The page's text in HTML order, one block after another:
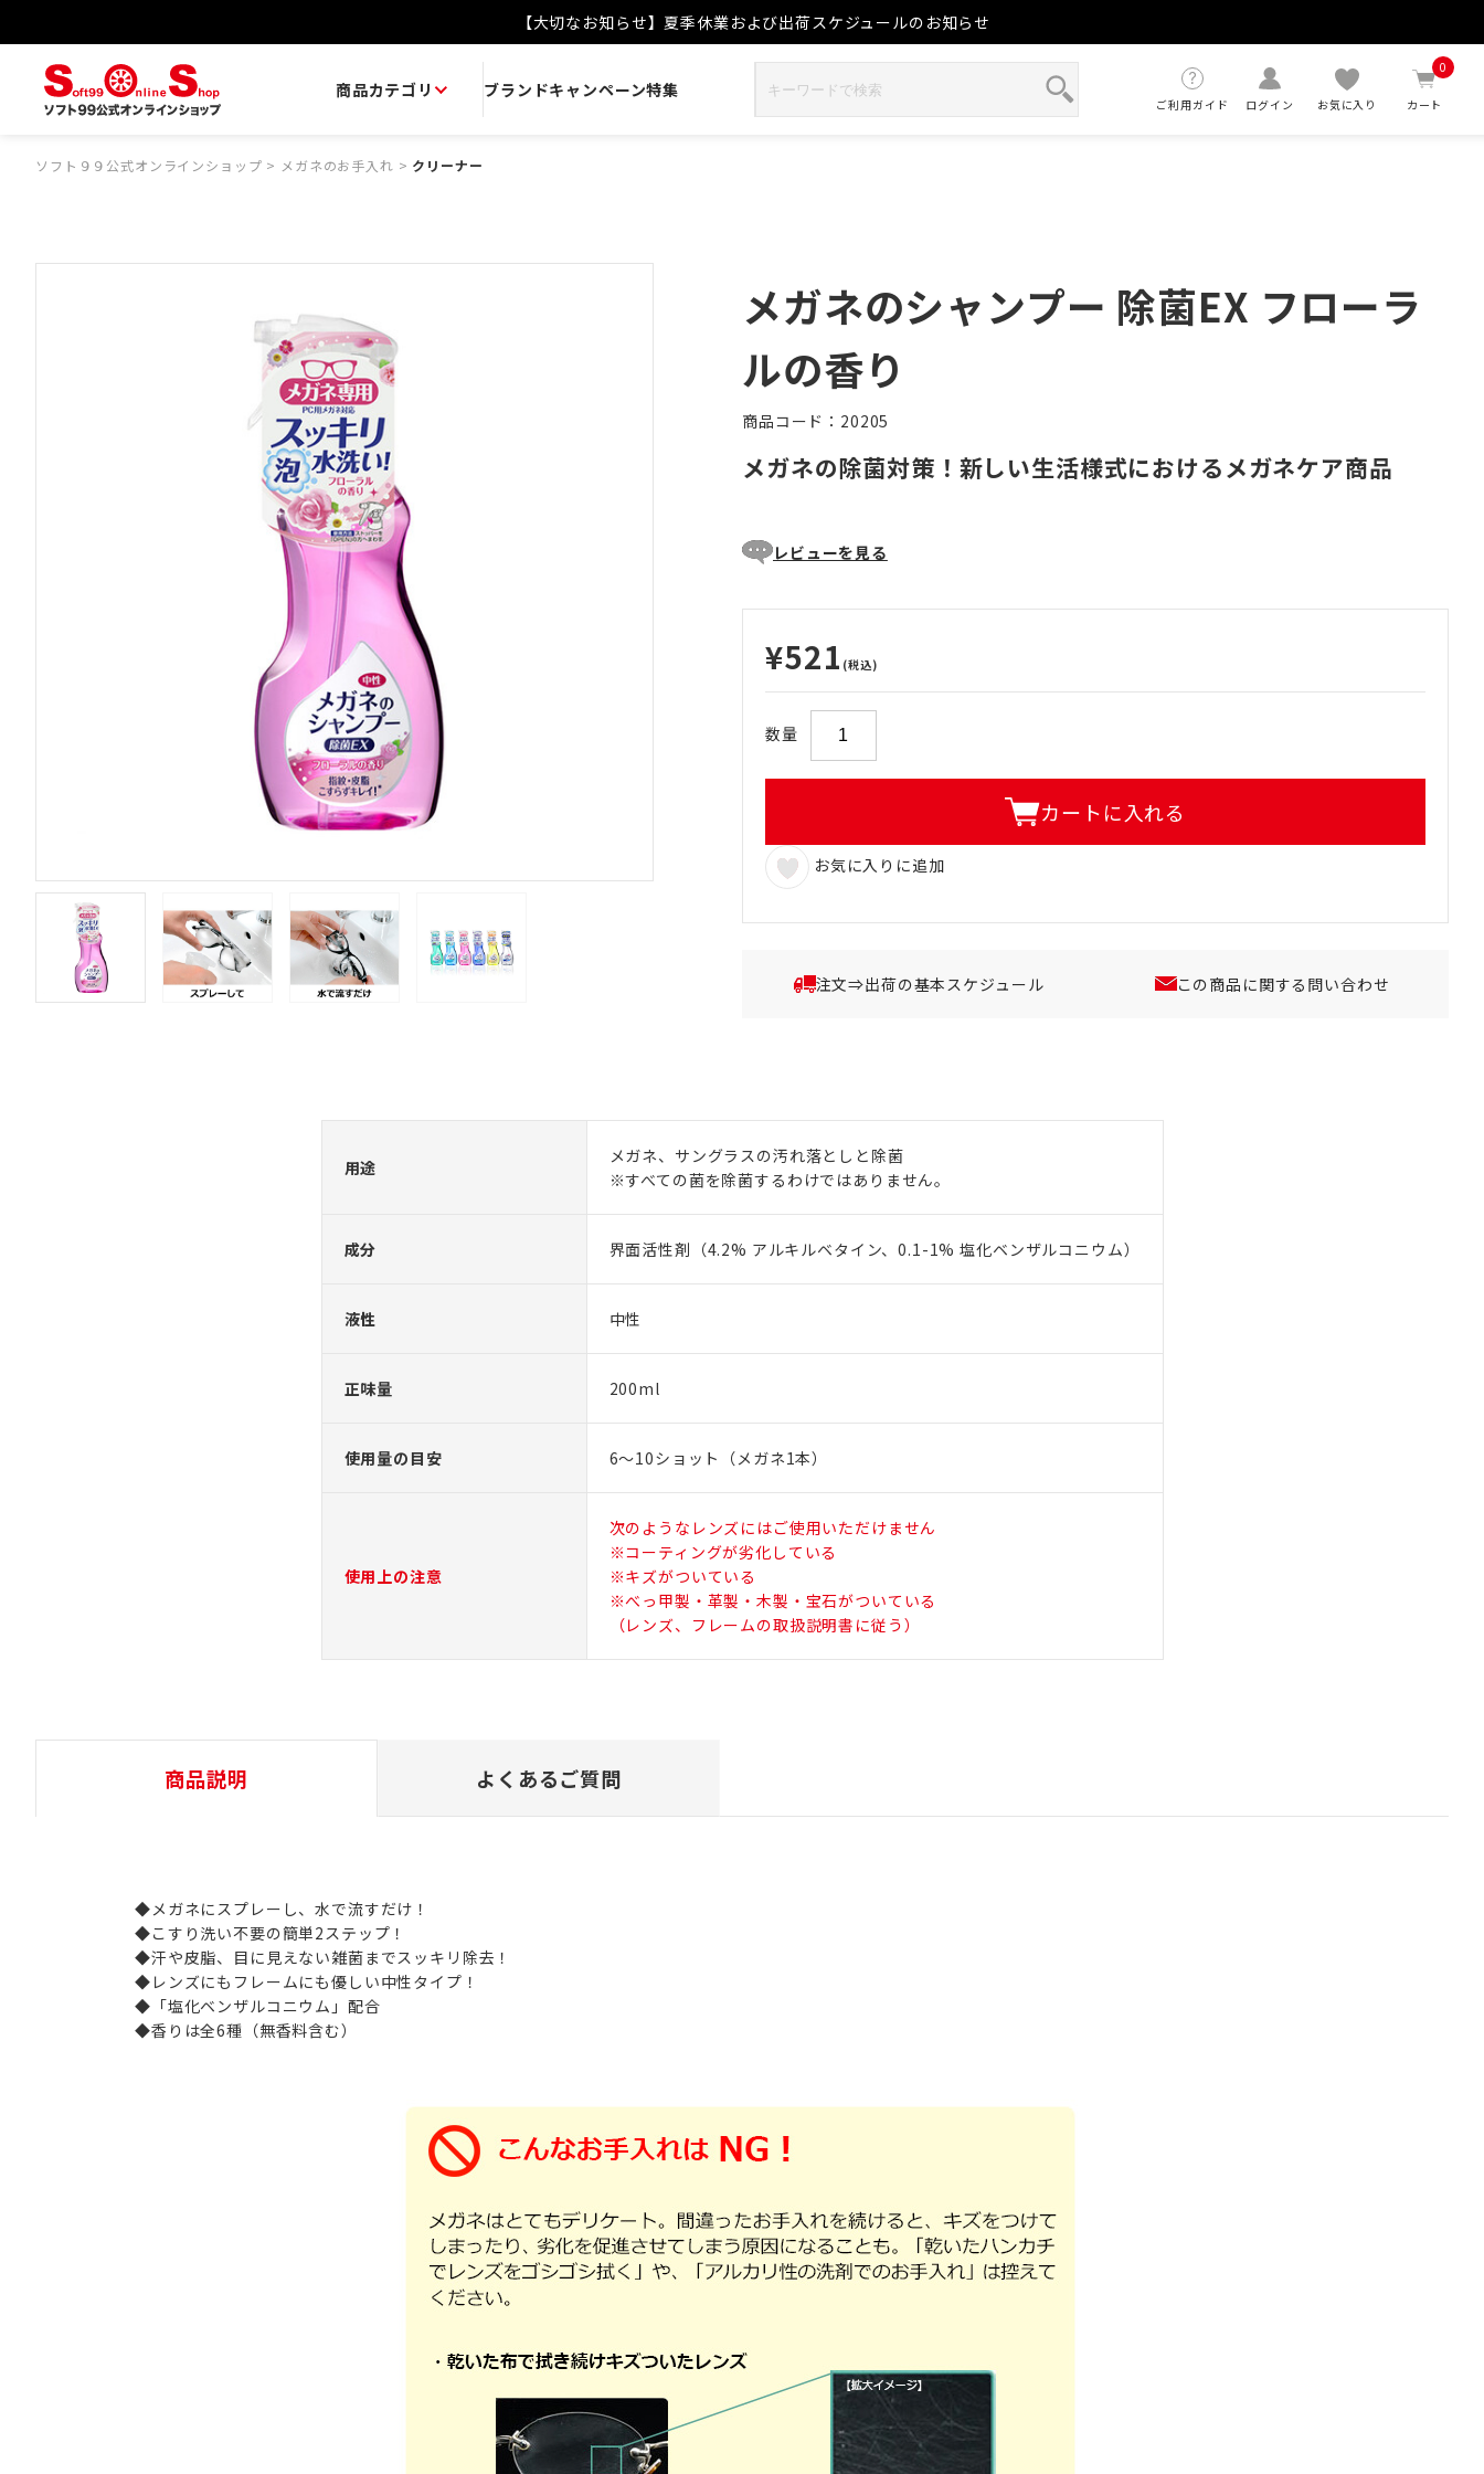
【大切なお知らせ】夏季休業および出荷スケジュールのお知らせ
商品カテゴリ ブランドキャンペーン特集
ご利用ガイド ログイン お気に入り カート
0
ソフト９９公式オンラインショップ > メガネのお手入れ > クリーナー
メガネのシャンプー 除菌EX フローラ
ルの香り
商品コード：20205
メガネの除菌対策！新しい生活様式におけるメガネケア商品
レビューを見る
¥521 (税込)
数量
カートに入れる
お気に入りに追加
注文⇒出荷の基本スケジュール この商品に関する問い合わせ
用途
メガネ、サングラスの汚れ落としと除菌
※すべての菌を除菌するわけではありません。
成分 界面活性剤（4.2% アルキルベタイン、0.1-1% 塩化ベンザルコニウム）
液性 中性
正味量 200ml
使用量の目安 6～10ショット（メガネ1本）
使用上の注意
次のようなレンズにはご使用いただけません
※コーティングが劣化している
※キズがついている
※べっ甲製・革製・木製・宝石がついている
（レンズ、フレームの取扱説明書に従う）
商品説明 よくあるご質問
◆メガネにスプレーし、水で流すだけ！
◆こすり洗い不要の簡単2ステップ！
◆汗や皮脂、目に見えない雑菌までスッキリ除去！
◆レンズにもフレームにも優しい中性タイプ！
◆「塩化ベンザルコニウム」配合
◆香りは全6種（無香料含む）